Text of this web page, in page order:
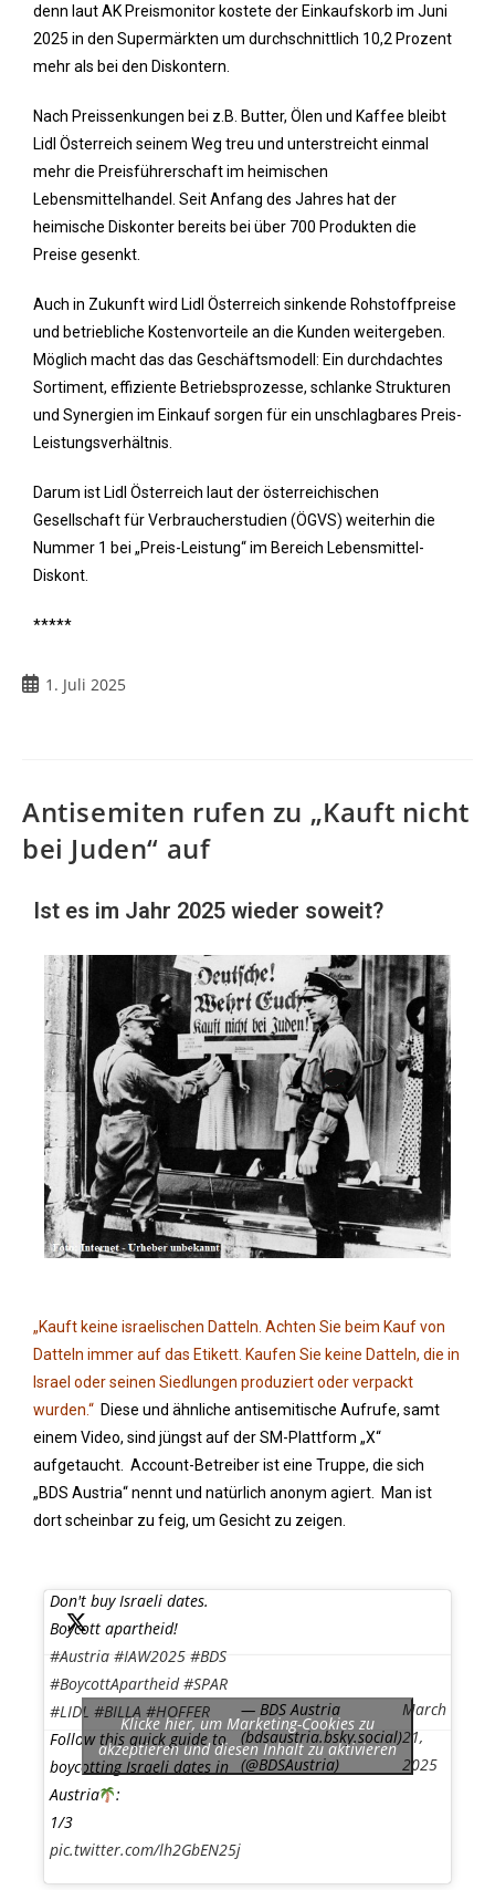
denn laut AK Preismonitor kostete der Einkaufskorb im Juni
2025 in den Supermärkten um durchschnittlich 10,2 Prozent
mehr als bei den Diskontern.
Nach Preissenkungen bei z.B. Butter, Ölen und Kaffee bleibt
Lidl Österreich seinem Weg treu und unterstreicht einmal
mehr die Preisführerschaft im heimischen
Lebensmittelhandel. Seit Anfang des Jahres hat der
heimische Diskonter bereits bei über 700 Produkten die
Preise gesenkt.
Auch in Zukunft wird Lidl Österreich sinkende Rohstoffpreise
und betriebliche Kostenvorteile an die Kunden weitergeben.
Möglich macht das das Geschäftsmodell: Ein durchdachtes
Sortiment, effiziente Betriebsprozesse, schlanke Strukturen
und Synergien im Einkauf sorgen für ein unschlagbares Preis-
Leistungsverhältnis.
Darum ist Lidl Österreich laut der österreichischen
Gesellschaft für Verbraucherstudien (ÖGVS) weiterhin die
Nummer 1 bei „Preis-Leistung“ im Bereich Lebensmittel-
Diskont.
*****
1. Juli 2025
Antisemiten rufen zu „Kauft nicht
bei Juden“ auf
Ist es im Jahr 2025 wieder soweit?
„Kauft keine israelischen Datteln. Achten Sie beim Kauf von
Datteln immer auf das Etikett. Kaufen Sie keine Datteln, die in
Israel oder seinen Siedlungen produziert oder verpackt
wurden.“ Diese und ähnliche antisemitische Aufrufe, samt
einem Video, sind jüngst auf der SM-Plattform „X“
aufgetaucht. Account-Betreiber ist eine Truppe, die sich
„BDS Austria“ nennt und natürlich anonym agiert. Man ist
dort scheinbar zu feig, um Gesicht zu zeigen.
Don't buy Israeli dates.
Boycott apartheid!
#Austria #IAW2025 #BDS
#BoycottApartheid #SPAR
#LIDL #BILLA #HOFFER
Follow this quick guide to
boycotting Israeli dates in
Austria
:
1/3
pic.twitter.com/lh2GbEN25j
— BDS Austria
(bdsaustria.bsky.social)
(@BDSAustria)
March
21,
2025
Klicke hier, um Marketing-Cookies zu
akzeptieren und diesen Inhalt zu aktivieren